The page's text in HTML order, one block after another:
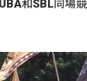
和SBL同場